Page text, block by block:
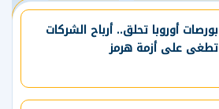
بورصات أوروبا تحلق.. أرباح الشركات
تطغى على أزمة هرمز